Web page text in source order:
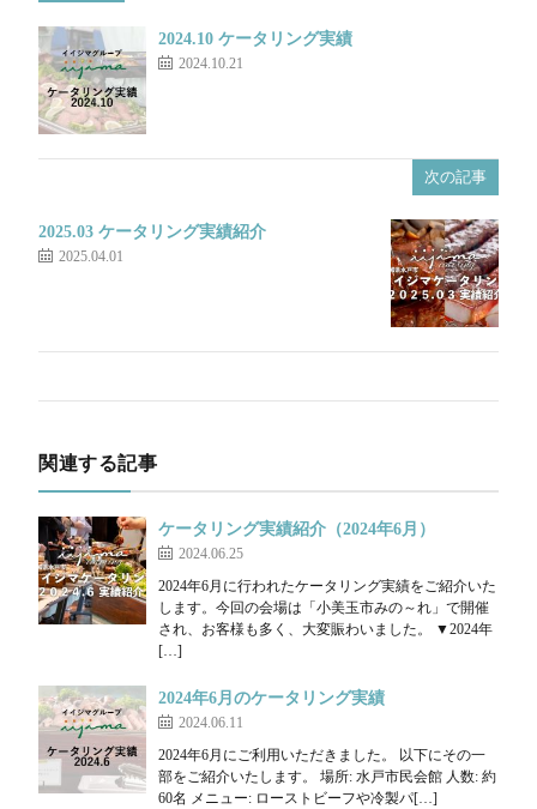
2024.10 ケータリング実績
2024.10.21
次の記事
2025.03 ケータリング実績紹介
2025.04.01
関連する記事
ケータリング実績紹介（2024年6月）
2024.06.25
2024年6月に行われたケータリング実績をご紹介いた
します。今回の会場は「小美玉市みの～れ」で開催
され、お客様も多く、大変賑わいました。 ▼2024年
[…]
2024年6月のケータリング実績
2024.06.11
2024年6月にご利用いただきました。 以下にその一
部をご紹介いたします。 場所: 水戸市民会館 人数: 約
60名 メニュー: ローストビーフや冷製パ[…]